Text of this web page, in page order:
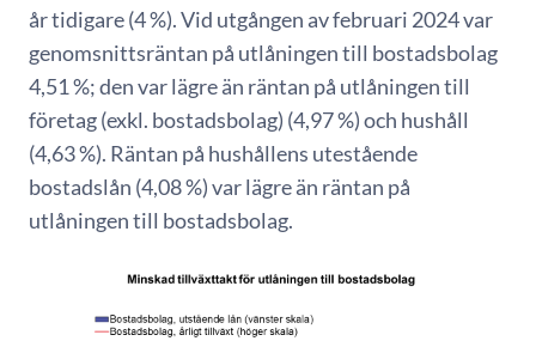
år tidigare (4 %). Vid utgången av februari 2024 var
genomsnittsräntan på utlåningen till bostadsbolag
4,51 %; den var lägre än räntan på utlåningen till
företag (exkl. bostadsbolag) (4,97 %) och hushåll
(4,63 %). Räntan på hushållens utestående
bostadslån (4,08 %) var lägre än räntan på
utlåningen till bostadsbolag.